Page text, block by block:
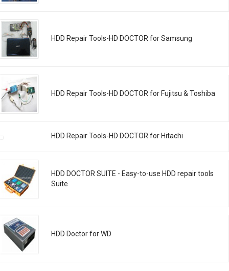
HDD Repair Tools-HD DOCTOR for Samsung
HDD Repair Tools-HD DOCTOR for Fujitsu & Toshiba
HDD Repair Tools-HD DOCTOR for Hitachi
HDD DOCTOR SUITE - Easy-to-use HDD repair tools
Suite
HDD Doctor for WD